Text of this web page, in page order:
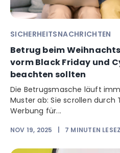
SICHERHEITSNACHRICHTEN
Betrug beim
vorm Black Friday und
beachten sollten
Die Betrugsmasche läuft
Muster ab: Sie scrollen durch
Werbung für...
NOV 19, 2025 7 MINUTEN